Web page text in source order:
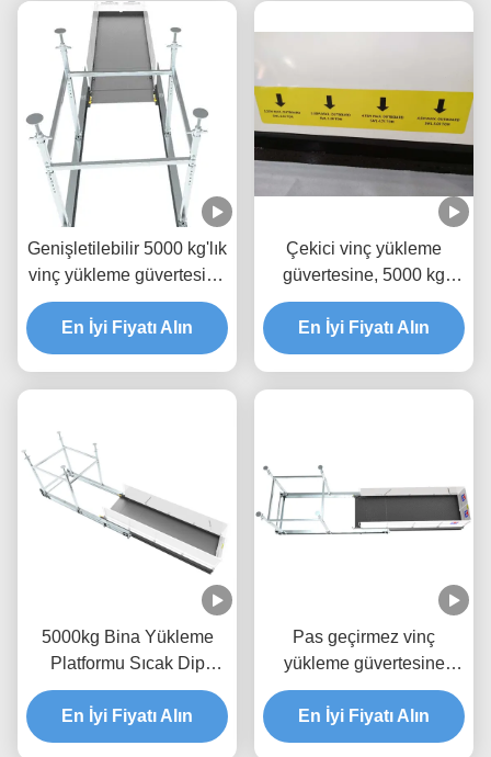
Genişletilebilir 5000 kg'lık
vinç yükleme güvertesine
Epoxy Boyası MLP2800-
H
En İyi Fiyatı Alın
Çekici vinç yükleme
güvertesine, 5000 kg
malzeme kaldırma
platformuna
En İyi Fiyatı Alın
5000kg Bina Yükleme
Platformu Sıcak Dip
Galvanize MLP4200
En İyi Fiyatı Alın
Pas geçirmez vinç
yükleme güvertesine
3200mm malzeme
kaldırma platformu
En İyi Fiyatı Alın